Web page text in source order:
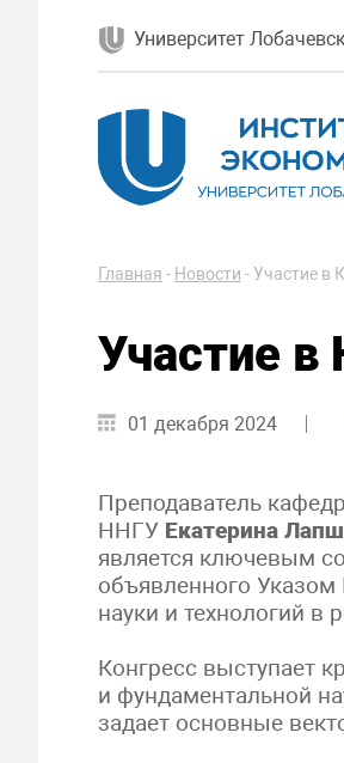
Университет
Главная - Новости - Участие в
Участие
01 декабря 2024
Преподаватель
ННГУ Екатерина
является ключевым
объявленного
науки и технологий
Конгресс выступает
и фундаментальной
задает основные